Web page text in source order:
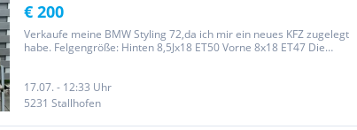
€ 200
Verkaufe meine BMW Styling 72,da ich mir ein neues KFZ zugelegt
habe. Felgengröße: Hinten 8,5Jx18 ET50 Vorne 8x18 ET47 Die
weiteren...
17.07. - 12:33 Uhr
5231 Stallhofen